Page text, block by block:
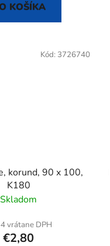
KOŠÍKA
korund, 90 x 100,
K180
Skladom
vrátane DPH
€2,80
Kód: 3726740